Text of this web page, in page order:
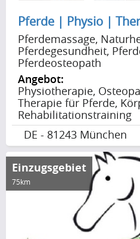
Sonstiger Pferde-
für Pferd und Reiter
Pferde | Physio |
Pferdemassage,
Pferdegesundheit,
Pferdeosteopath
Angebot:
Physiotherapie,
Therapie für Pferde,
Rehabilitationstraining
DE - 81243 München
Einzugsgebiet
75km